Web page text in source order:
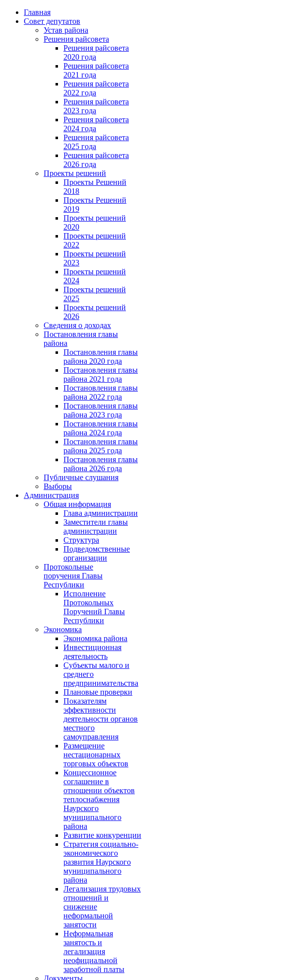
Главная
Совет депутатов
Устав района
Решения райсовета
Решения райсовета
2020 года
Решения райсовета
2021 года
Решения райсовета
2022 года
Решения райсовета
2023 года
Решения райсовета
2024 года
Решения райсовета
2025 года
Решения райсовета
2026 года
Проекты решений
Проекты Решений
2018
Проекты Решений
2019
Проекты решений
2020
Проекты решений
2022
Проекты решений
2023
Проекты решений
2024
Проекты решений
2025
Проекты решений
2026
Сведения о доходах
Постановления главы
района
Постановления главы
района 2020 года
Постановления главы
района 2021 года
Постановления главы
района 2022 года
Постановления главы
района 2023 года
Постановления главы
района 2024 года
Постановления главы
района 2025 года
Постановления главы
района 2026 года
Публичные слушания
Выборы
Администрация
Общая информация
Глава администрации
Заместители главы
администрации
Структура
Подведомственные
организации
Протокольные
поручения Главы
Республики
Исполнение
Протокольных
Поручений Главы
Республики
Экономика
Экономика района
Инвестиционная
деятельность
Субъекты малого и
среднего
предпринимательства
Плановые проверки
Показателям
эффективности
деятельности органов
местного
самоуправления
Размещение
нестационарных
торговых объектов
Концессионное
соглашение в
отношении объектов
теплоснабжения
Наурского
муниципального
района
Развитие конкуренции
Стратегия социально-
экономического
развития Наурского
муниципального
района
Легализация трудовых
отношений и
снижение
неформальной
занятости
Неформальная
занятость и
легализация
неофициальной
заработной платы
Документы